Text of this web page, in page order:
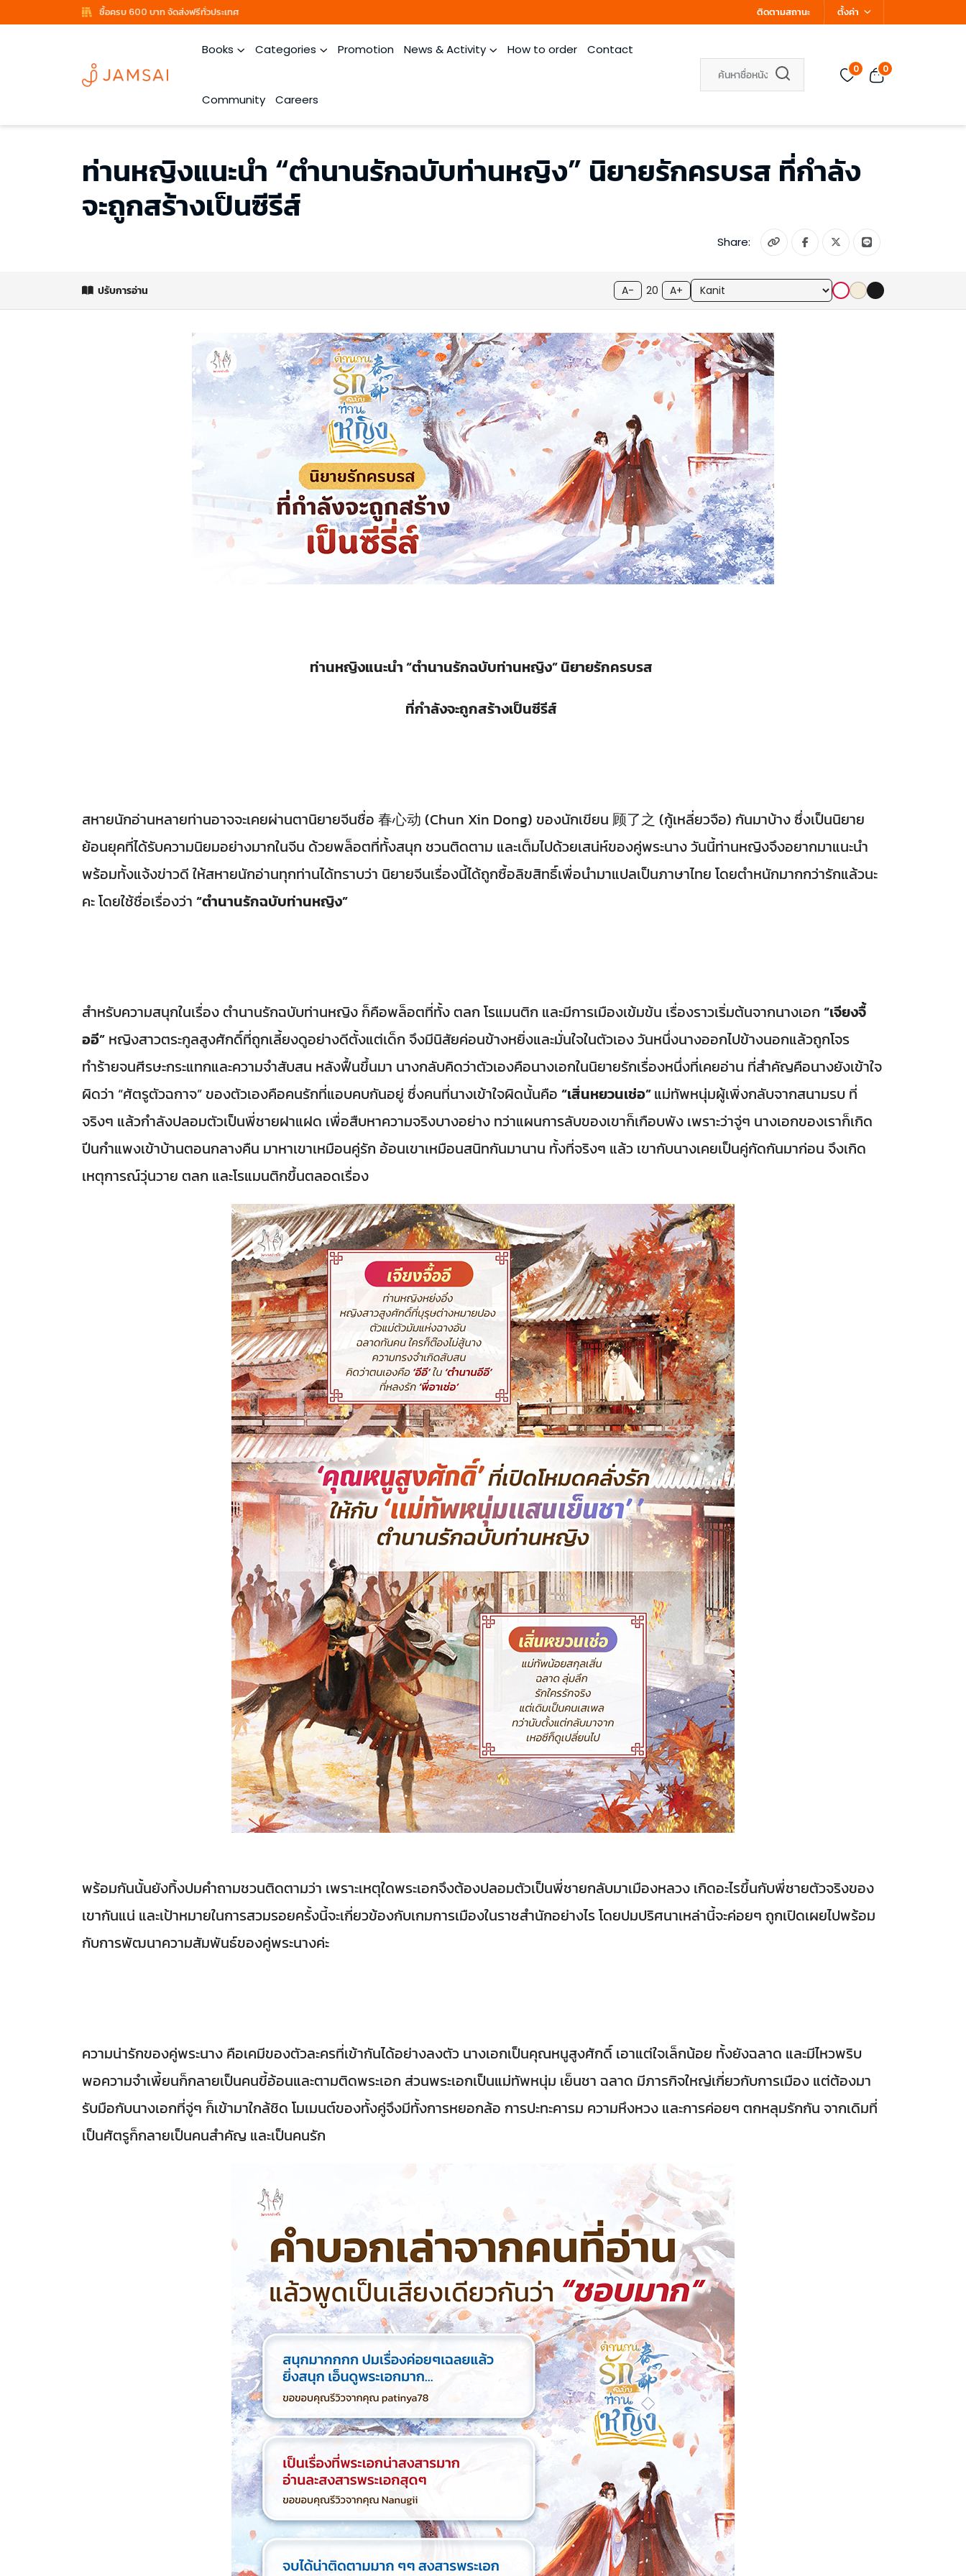
ซื้อครบ 600 บาท จัดส่งฟรีทั่วประเทศ ติดตามสถานะ ตั้งค่า
Books Categories Promotion News & Activity How to order Contact
Community Careers
0 0
ท่านหญิงแนะนำ “ตำนานรักฉบับท่านหญิง” นิยายรักครบรส ที่กำลัง
จะถูกสร้างเป็นซีรีส์
Share:
ปรับการอ่าน A- 20 A+
ท่านหญิงแนะนำ “ตำนานรักฉบับท่านหญิง”นิยายรักครบรส
ที่กำลังจะถูกสร้างเป็นซีรีส์
สหายนักอ่านหลายท่านอาจจะเคยผ่านตานิยายจีนชื่อ 春心动 (Chun Xin Dong) ของนักเขียน 顾了之 (กู้เหลี่ยวจือ) กันมาบ้าง ซึ่งเป็นนิยาย
ย้อนยุคที่ได้รับความนิยมอย่างมากในจีน ด้วยพล็อตที่ทั้งสนุก ชวนติดตาม และเต็มไปด้วยเสน่ห์ของคู่พระนาง วันนี้ท่านหญิงจึงอยากมาแนะนำ
พร้อมทั้งแจ้งข่าวดี ให้สหายนักอ่านทุกท่านได้ทราบว่า นิยายจีนเรื่องนี้ได้ถูกซื้อลิขสิทธิ์เพื่อนำมาแปลเป็นภาษาไทย โดยตำหนักมากกว่ารักแล้วนะ
คะ โดยใช้ชื่อเรื่องว่า “ตำนานรักฉบับท่านหญิง”
สำหรับความสนุกในเรื่อง ตำนานรักฉบับท่านหญิง ก็คือพล็อตที่ทั้ง ตลก โรแมนติก และมีการเมืองเข้มข้น เรื่องราวเริ่มต้นจากนางเอก “เจียงจื้
ออี” หญิงสาวตระกูลสูงศักดิ์ที่ถูกเลี้ยงดูอย่างดีตั้งแต่เด็ก จึงมีนิสัยค่อนข้างหยิ่งและมั่นใจในตัวเอง วันหนึ่งนางออกไปข้างนอกแล้วถูกโจร
ทำร้ายจนศีรษะกระแทกและความจำสับสน หลังฟื้นขึ้นมา นางกลับคิดว่าตัวเองคือนางเอกในนิยายรักเรื่องหนึ่งที่เคยอ่าน ที่สำคัญคือนางยังเข้าใจ
ผิดว่า “ศัตรูตัวฉกาจ” ของตัวเองคือคนรักที่แอบคบกันอยู่ ซึ่งคนที่นางเข้าใจผิดนั้นคือ “เสิ่นหยวนเช่อ”แม่ทัพหนุ่มผู้เพิ่งกลับจากสนามรบ ที่
จริงๆ แล้วกำลังปลอมตัวเป็นพี่ชายฝาแฝด เพื่อสืบหาความจริงบางอย่าง ทว่าแผนการลับของเขาก็เกือบพัง เพราะว่าจู่ๆ นางเอกของเราก็เกิด
ปีนกำแพงเข้าบ้านตอนกลางคืน มาหาเขาเหมือนคู่รัก อ้อนเขาเหมือนสนิทกันมานาน ทั้งที่จริงๆ แล้ว เขากับนางเคยเป็นคู่กัดกันมาก่อน จึงเกิด
เหตุการณ์วุ่นวาย ตลก และโรแมนติกขึ้นตลอดเรื่อง
พร้อมกันนั้นยังทิ้งปมคำถามชวนติดตามว่า เพราะเหตุใดพระเอกจึงต้องปลอมตัวเป็นพี่ชายกลับมาเมืองหลวง เกิดอะไรขึ้นกับพี่ชายตัวจริงของ
เขากันแน่ และเป้าหมายในการสวมรอยครั้งนี้จะเกี่ยวข้องกับเกมการเมืองในราชสำนักอย่างไร โดยปมปริศนาเหล่านี้จะค่อยๆ ถูกเปิดเผยไปพร้อม
กับการพัฒนาความสัมพันธ์ของคู่พระนางค่ะ
ความน่ารักของคู่พระนาง คือเคมีของตัวละครที่เข้ากันได้อย่างลงตัว นางเอกเป็นคุณหนูสูงศักดิ์ เอาแต่ใจเล็กน้อย ทั้งยังฉลาด และมีไหวพริบ
พอความจำเพี้ยนก็กลายเป็นคนขี้อ้อนและตามติดพระเอก ส่วนพระเอกเป็นแม่ทัพหนุ่ม เย็นชา ฉลาด มีภารกิจใหญ่เกี่ยวกับการเมือง แต่ต้องมา
รับมือกับนางเอกที่จู่ๆ ก็เข้ามาใกล้ชิด โมเมนต์ของทั้งคู่จึงมีทั้งการหยอกล้อ การปะทะคารม ความหึงหวง และการค่อยๆ ตกหลุมรักกัน จากเดิมที่
เป็นศัตรูก็กลายเป็นคนสำคัญ และเป็นคนรัก